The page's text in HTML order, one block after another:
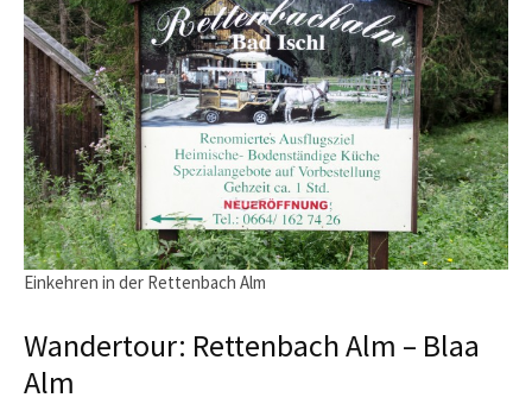
Einkehren in der Rettenbach Alm
Wandertour: Rettenbach Alm – Blaa
Alm